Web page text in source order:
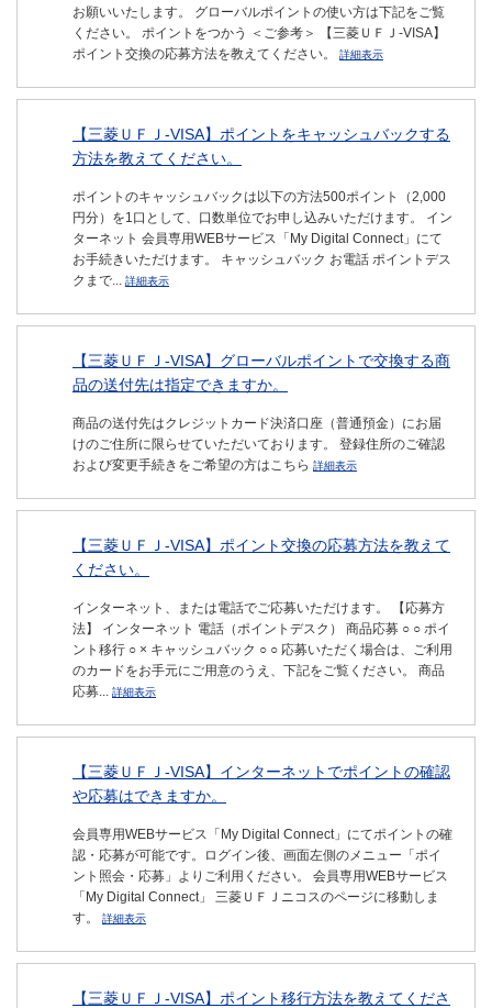
お願いいたします。 グローバルポイントの使い方は下記をご覧
ください。 ポイントをつかう ＜ご参考＞ 【三菱ＵＦＪ-VISA】
ポイント交換の応募方法を教えてください。
詳細表示
【三菱ＵＦＪ-VISA】ポイントをキャッシュバックする
方法を教えてください。
ポイントのキャッシュバックは以下の方法500ポイント（2,000
円分）を1口として、口数単位でお申し込みいただけます。 イン
ターネット 会員専用WEBサービス「My Digital Connect」にて
お手続きいただけます。 キャッシュバック お電話 ポイントデス
クまで... 詳細表示
【三菱ＵＦＪ-VISA】グローバルポイントで交換する商
品の送付先は指定できますか。
商品の送付先はクレジットカード決済口座（普通預金）にお届
けのご住所に限らせていただいております。 登録住所のご確認
および変更手続きをご希望の方はこちら 詳細表示
【三菱ＵＦＪ-VISA】ポイント交換の応募方法を教えて
ください。
インターネット、または電話でご応募いただけます。 【応募方
法】 インターネット 電話（ポイントデスク） 商品応募 ○ ○ ポイ
ント移行 ○ × キャッシュバック ○ ○ 応募いただく場合は、ご利用
のカードをお手元にご用意のうえ、下記をご覧ください。 商品
応募... 詳細表示
【三菱ＵＦＪ-VISA】インターネットでポイントの確認
や応募はできますか。
会員専用WEBサービス「My Digital Connect」にてポイントの確
認・応募が可能です。ログイン後、画面左側のメニュー「ポイ
ント照会・応募」よりご利用ください。 会員専用WEBサービス
「My Digital Connect」 三菱ＵＦＪニコスのページに移動しま
す。
詳細表示
【三菱ＵＦＪ-VISA】ポイント移行方法を教えてくださ